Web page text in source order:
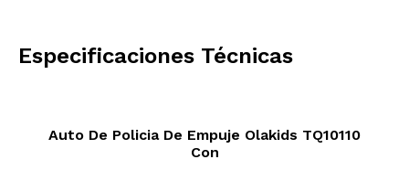
Especificaciones Técnicas
Auto De Policia De Empuje Olakids TQ10110
Con